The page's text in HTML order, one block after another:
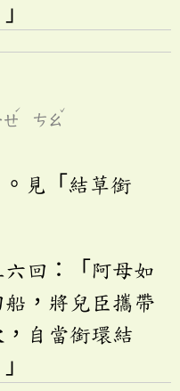
ㄝ
ˊ
ㄘㄠ
ˇ
見「結草銜
六回：「阿母如
，將兒臣攜帶
自當銜環結